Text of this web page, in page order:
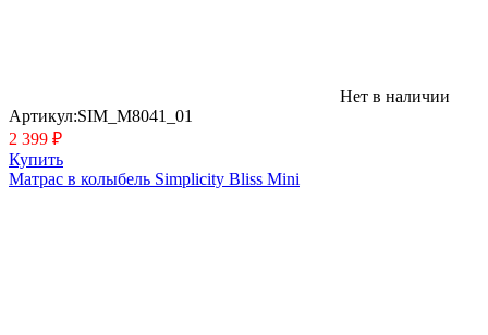
Нет в наличии
Артикул:SIM_M8041_01
2 399 ₽
Купить
Матрас в колыбель Simplicity Bliss Mini